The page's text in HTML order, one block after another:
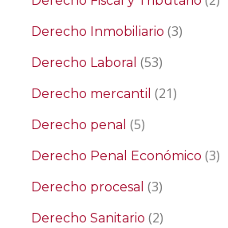
Derecho Inmobiliario (3)
Derecho Laboral (53)
Derecho mercantil (21)
Derecho penal (5)
Derecho Penal Económico (3)
Derecho procesal (3)
Derecho Sanitario (2)